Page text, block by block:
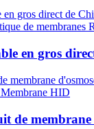
en gros
de membrane